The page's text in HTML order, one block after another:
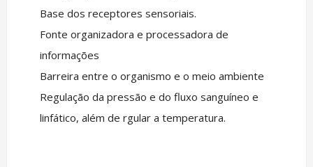
Base dos receptores sensoriais.
Fonte organizadora e processadora de
informações
Barreira entre o organismo e o meio ambiente
Regulação da pressão e do fluxo sanguíneo e
linfático, além de rgular a temperatura.